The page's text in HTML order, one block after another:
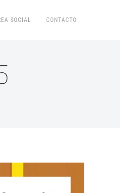
SOCIAL CONTACTO